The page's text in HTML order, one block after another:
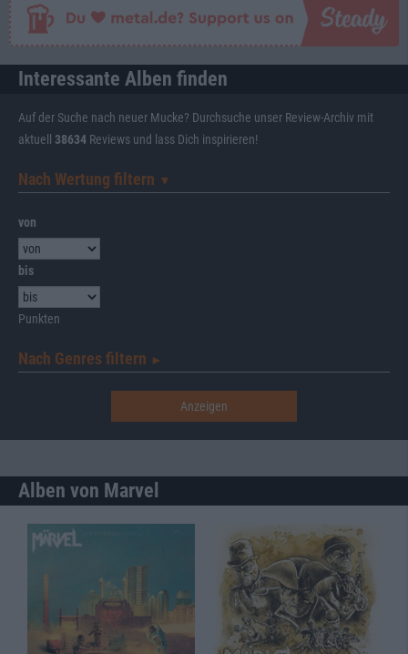
Interessante Alben finden
Auf der Suche nach neuer Mucke? Durchsuche unser Review-Archiv mit
aktuell 38634 Reviews und lass Dich inspirieren!
Nach Wertung filtern ▼︎
von
bis
Punkten
Nach Genres filtern ►︎
Alben von Marvel